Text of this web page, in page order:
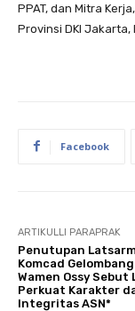
PPAT, dan Mitra
Provinsi DKI
Facebook
ARTIKULLI PARAPRAK
Penutupan
Komcad
Wamen Ossy Sebut
Perkuat Karakter
Integritas ASN*